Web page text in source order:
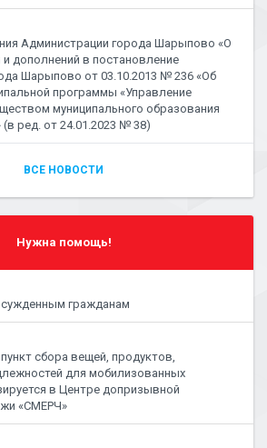
Администрации города Шарыпово «О
и дополнений в постановление
Шарыпово от 03.10.2013 № 236 «Об
программы «Управление
муниципального образования
ред. от 24.01.2023 № 38)
ВСЕ НОВОСТИ
Нужна помощь!
гражданам
сбора вещей, продуктов,
для мобилизованных
в Центре допризывной
«СМЕРЧ»